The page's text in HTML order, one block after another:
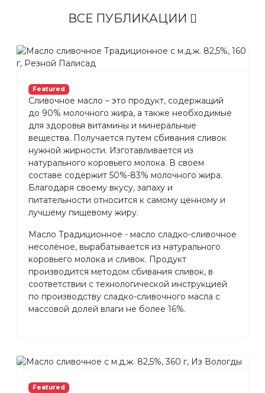
ВСЕ ПУБЛИКАЦИИ
Featured
Сливочное масло – это продукт, содержащий
до 90% молочного жира, а также необходимые
для здоровья витамины и минеральные
вещества. Получается путем сбивания сливок
нужной жирности. Изготавливается из
натурального коровьего молока. В своем
составе содержит 50%-83% молочного жира.
Благодаря своему вкусу, запаху и
питательности относится к самому ценному и
лучшему пищевому жиру.
Масло Традиционное - масло сладко-сливочное
несолёное, вырабатывается из натурального
коровьего молока и сливок. Продукт
производится методом сбивания сливок, в
соответствии с технологической инструкцией
по производству сладко-сливочного масла с
массовой долей влаги не более 16%.
Featured